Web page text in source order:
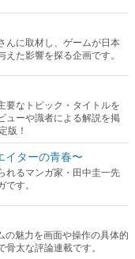
んに取材し、ゲームが日本
た影響を探る企画です。
要なトピック・タイトルを
ューや識者による解説を掲
版！
イターの青春〜
れるマンガ家・田中圭一先
す。
魅力を画面や操作の具体的
太な評論連載です。